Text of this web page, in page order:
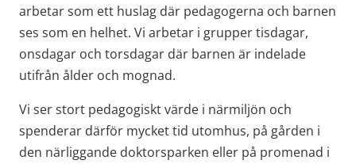
arbetar som ett huslag där pedagogerna och barnen
ses som en helhet. Vi arbetar i grupper tisdagar,
onsdagar och torsdagar där barnen är indelade
utifrån ålder och mognad.
Vi ser stort pedagogiskt värde i närmiljön och
spenderar därför mycket tid utomhus, på gården i
den närliggande doktorsparken eller på promenad i